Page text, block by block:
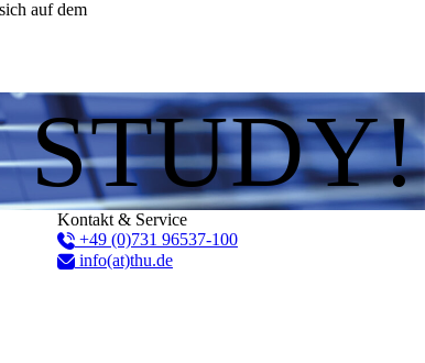
auf dem
STUDY!
Kontakt & Service
+49 (0)731 96537-100
info(at)thu.de